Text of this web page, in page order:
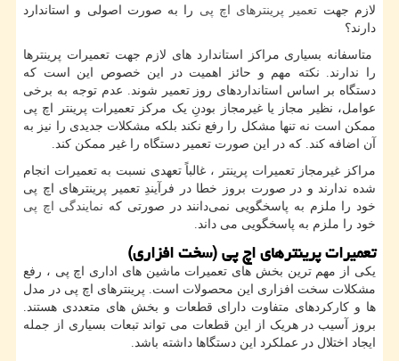
لازم جهت تعمیر پرینترهای اچ پی را به صورت اصولی و استاندارد
دارند؟
متاسفانه بسیاری مراکز استاندارد های لازم جهت تعمیرات پرینترها
را ندارند. نکته مهم و حائز اهمیت در این خصوص این است که
دستگاه بر اساس استانداردهای روز تعمیر شوند. عدم توجه به برخی
عوامل، نظیر مجاز یا غیرمجاز بودنِ یک مرکز تعمیرات پرینتر اچ پی
ممکن است نه تنها مشکل را رفع نکند بلکه مشکلات جدیدی را نیز به
آن اضافه کند. که در این صورت تعمیر دستگاه را غیر ممکن کند.
مراکز غیرمجاز تعمیرات پرینتر ، غالباً تعهدی نسبت به تعمیرات انجام
شده ندارند و در صورت بروز خطا در فرآیندِ تعمیر پرینترهای اچ پی
خود را ملزم به پاسخگویی نمی‌دانند در صورتی که نمایندگی اچ پی
خود را ملزم به پاسخگویی می داند.
تعمیرات پرینترهای اچ پی (سخت افزاری)
یکی از مهم ترین بخش های تعمیرات ماشین های اداری اچ پی ، رفع
مشکلات سخت افزاری این محصولات است. پرینترهای اچ پی در مدل
ها و کارکردهای متفاوت دارای قطعات و بخش های متعددی هستند.
بروز آسیب در هریک از این قطعات می تواند تبعات بسیاری از جمله
ایجاد اختلال در عملکرد این دستگاها داشته باشد.